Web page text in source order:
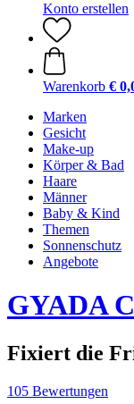
Konto erstellen
Warenkorb €
Marken
Gesicht
Make-up
Körper & Bad
Haare
Männer
Baby & Kind
Themen
Sonnenschutz
Angebote
GYADA
Fixiert die
105 Bewertungen